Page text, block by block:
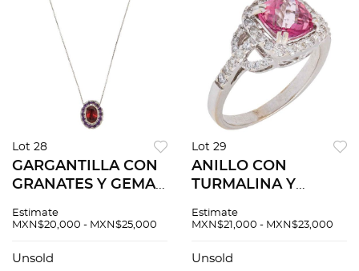
Lot 28
GARGANTILLA CON
GRANATES Y GEMAS
ORO BLANCO DE
oval ~2.50 ct y
Estimate
MXN$20,000 - MXN$25,000
Unsold
Lot 29
ANILLO CON
TURMALINA Y
BLANCO DE 18K.
facetada ~1.0 ct y
Estimate
MXN$21,000 - MXN$23,000
Unsold